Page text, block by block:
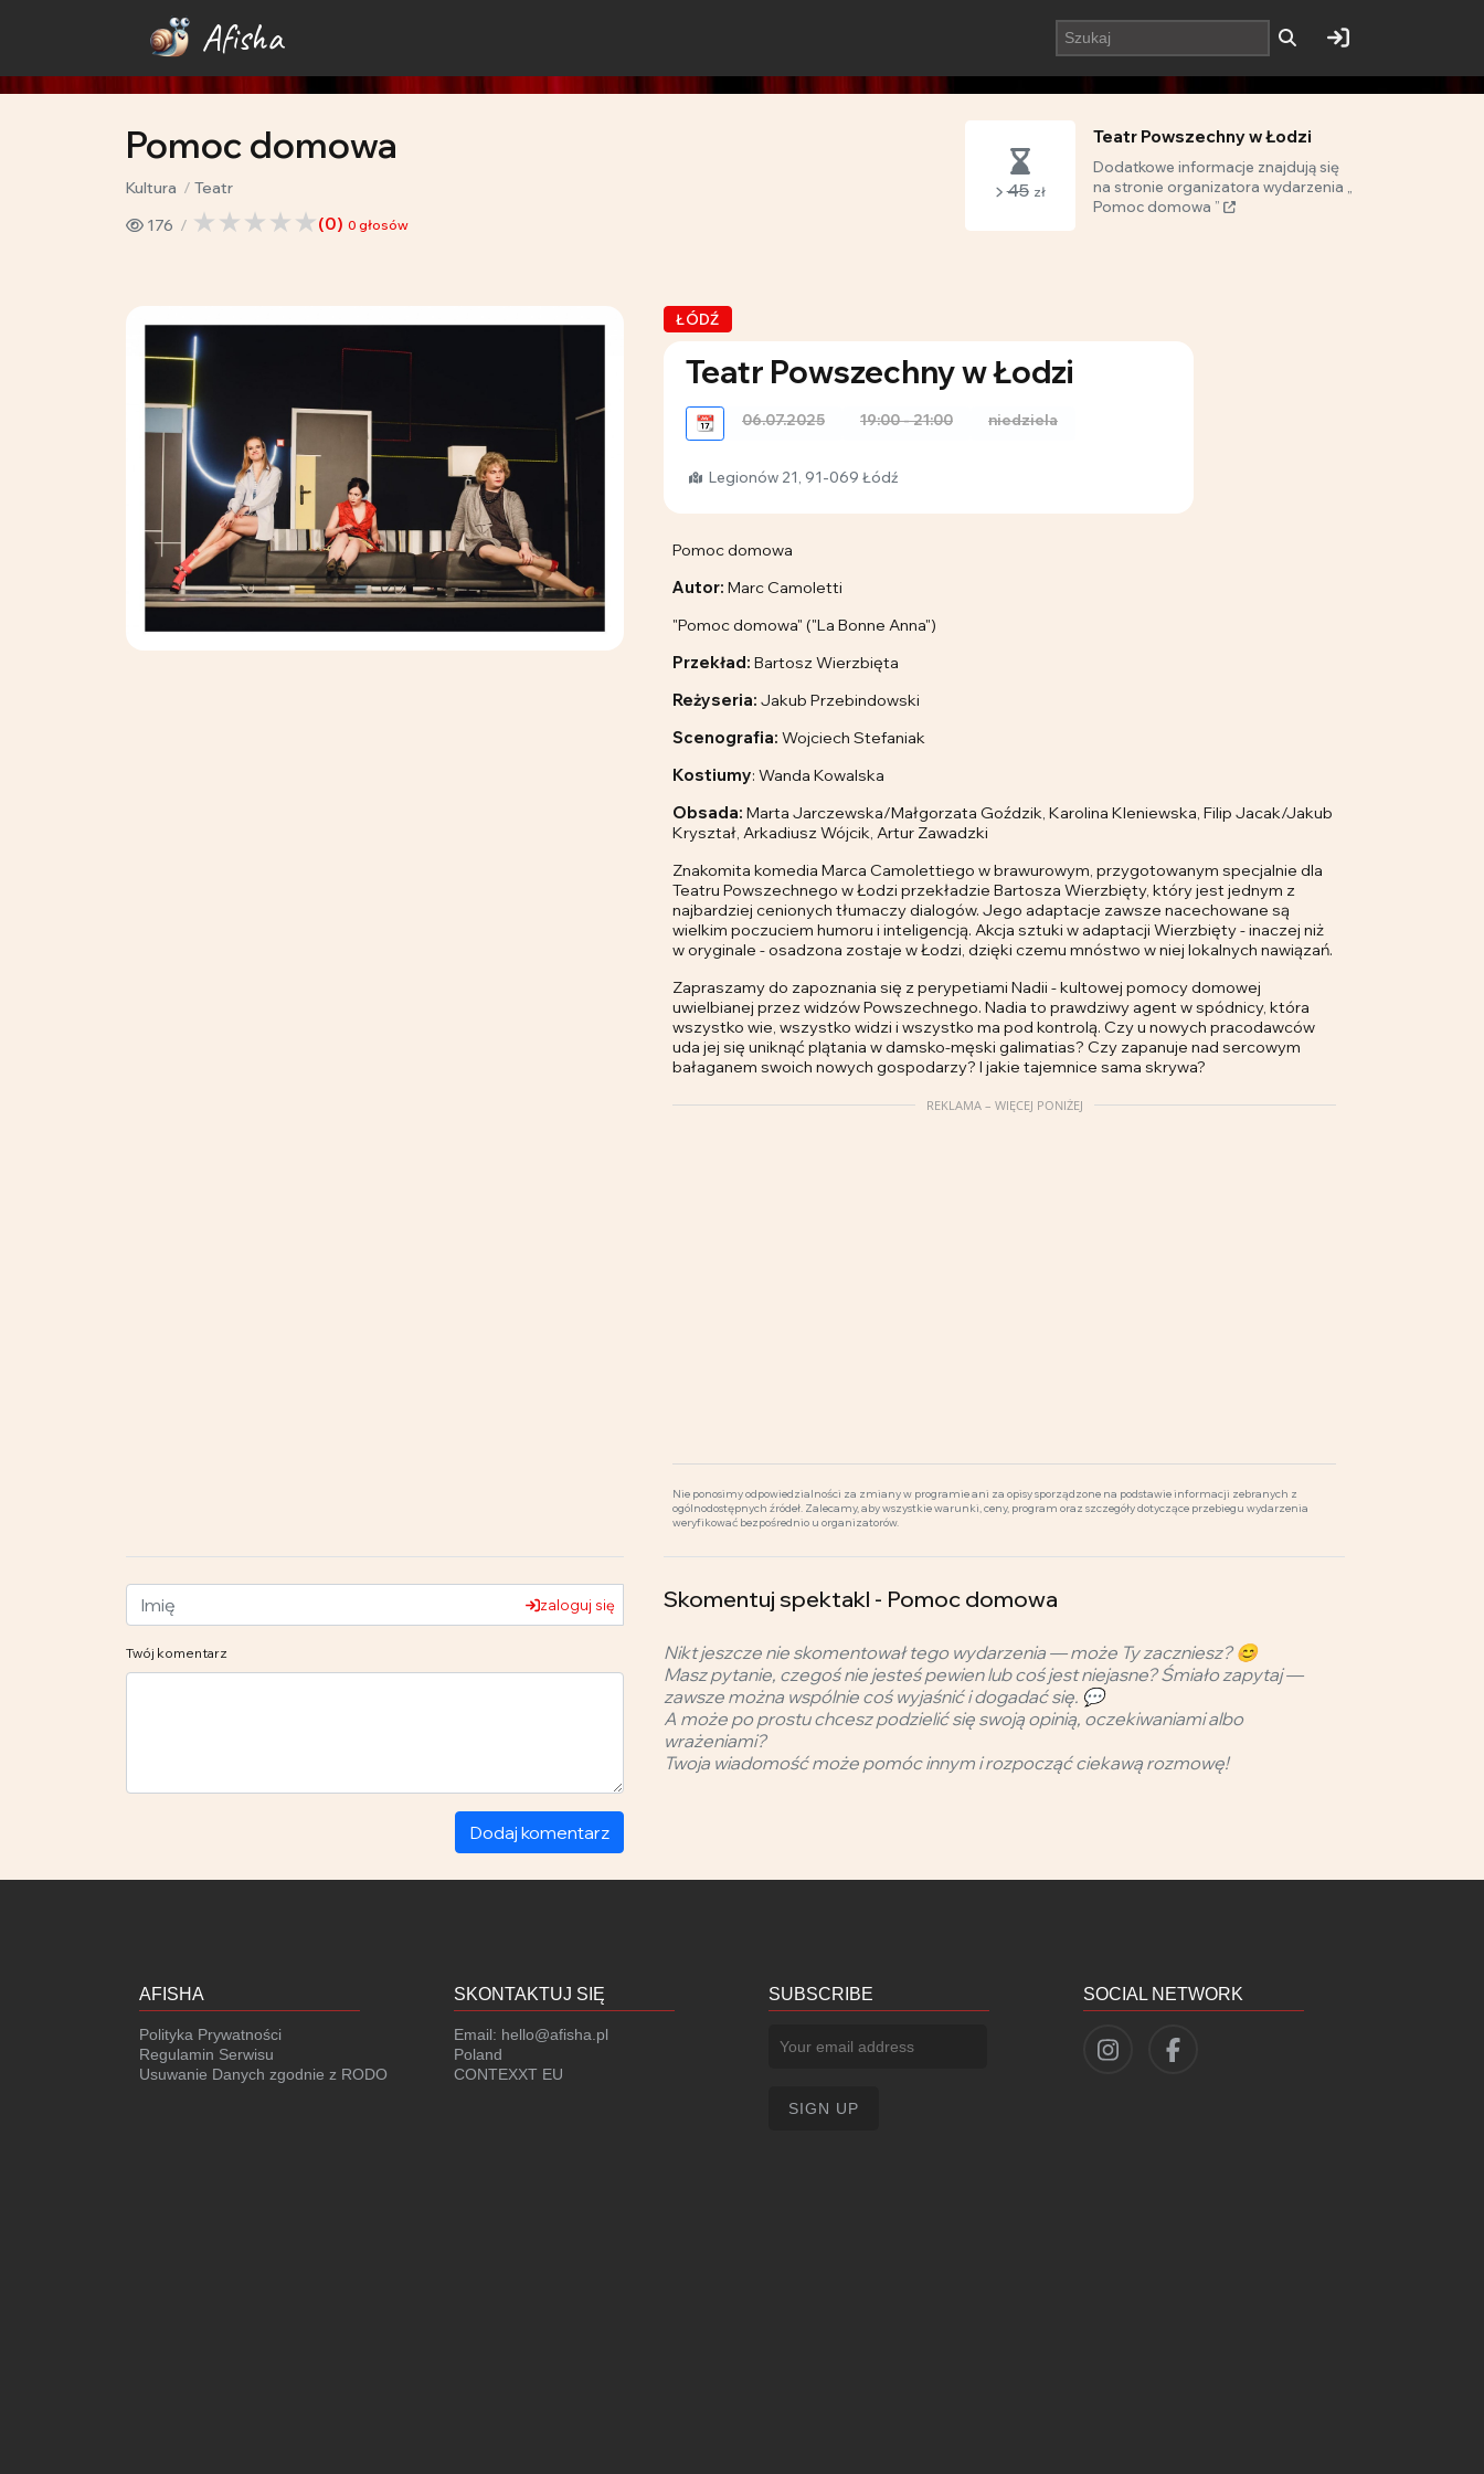
Afisha
Pomoc domowa
Kultura
Teatr
176
(0) 0 głosów
45 zł
Teatr Powszechny w Łodzi
Dodatkowe informacje znajdują się
na stronie organizatora wydarzenia „
Pomoc domowa ”
ŁÓDŹ
Teatr Powszechny w Łodzi
📆 06.07.2025 19:00 - 21:00 niedziela
Legionów 21, 91-069 Łódź
Pomoc domowa
Autor: Marc Camoletti
"Pomoc domowa" ("La Bonne Anna")
Przekład: Bartosz Wierzbięta
Reżyseria: Jakub Przebindowski
Scenografia: Wojciech Stefaniak
Kostiumy: Wanda Kowalska
Obsada: Marta Jarczewska/Małgorzata Goździk, Karolina Kleniewska, Filip Jacak/Jakub
Kryształ, Arkadiusz Wójcik, Artur Zawadzki
Znakomita komedia Marca Camolettiego w brawurowym, przygotowanym specjalnie dla
Teatru Powszechnego w Łodzi przekładzie Bartosza Wierzbięty, który jest jednym z
najbardziej cenionych tłumaczy dialogów. Jego adaptacje zawsze nacechowane są
wielkim poczuciem humoru i inteligencją. Akcja sztuki w adaptacji Wierzbięty - inaczej niż
w oryginale - osadzona zostaje w Łodzi, dzięki czemu mnóstwo w niej lokalnych nawiązań.
Zapraszamy do zapoznania się z perypetiami Nadii - kultowej pomocy domowej
uwielbianej przez widzów Powszechnego. Nadia to prawdziwy agent w spódnicy, która
wszystko wie, wszystko widzi i wszystko ma pod kontrolą. Czy u nowych pracodawców
uda jej się uniknąć plątania w damsko-męski galimatias? Czy zapanuje nad sercowym
bałaganem swoich nowych gospodarzy? I jakie tajemnice sama skrywa?
REKLAMA – WIĘCEJ PONIŻEJ
Nie ponosimy odpowiedzialności za zmiany w programie ani za opisy sporządzone na podstawie informacji zebranych z
ogólnodostępnych źródeł. Zalecamy, aby wszystkie warunki, ceny, program oraz szczegóły dotyczące przebiegu wydarzenia
weryfikować bezpośrednio u organizatorów.
zaloguj się
Twój komentarz
Dodaj komentarz
Skomentuj spektakl - Pomoc domowa
Nikt jeszcze nie skomentował tego wydarzenia — może Ty zaczniesz? 😊
Masz pytanie, czegoś nie jesteś pewien lub coś jest niejasne? Śmiało zapytaj —
zawsze można wspólnie coś wyjaśnić i dogadać się. 💬
A może po prostu chcesz podzielić się swoją opinią, oczekiwaniami albo
wrażeniami?
Twoja wiadomość może pomóc innym i rozpocząć ciekawą rozmowę!
AFISHA
Polityka Prywatności
Regulamin Serwisu
Usuwanie Danych zgodnie z RODO
SKONTAKTUJ SIĘ
Email: hello@afisha.pl
Poland
CONTEXXT EU
SUBSCRIBE SOCIAL NETWORK